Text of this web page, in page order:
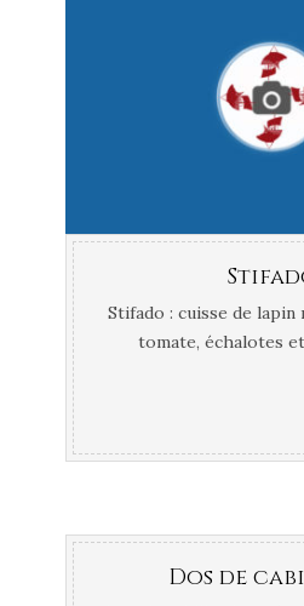
Stifado : cuisse de lapin
tomate, échalotes
Dos de